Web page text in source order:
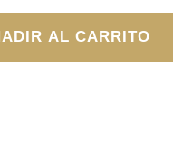
AL CARRITO